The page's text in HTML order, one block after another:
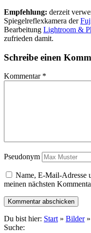
Empfehlung: derzeit
Spiegelreflexkamera der
Bearbeitung Lightroom &
zufrieden damit.
Schreibe einen
Kommentar *
Pseudonym
Name, E-Mail-Adresse
meinen nächsten
Du bist hier: Start » Bilder»
Suche: